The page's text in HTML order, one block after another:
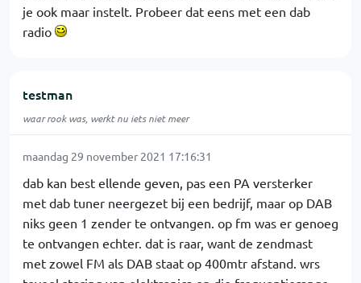
je ook maar instelt. Probeer dat eens met een dab
radio
testman
waar rook was, werkt nu iets niet meer
maandag 29 november 2021 17:16:31
dab kan best ellende geven, pas een PA versterker
met dab tuner neergezet bij een bedrijf, maar op DAB
niks geen 1 zender te ontvangen. op fm was er genoeg
te ontvangen echter. dat is raar, want de zendmast
met zowel FM als DAB staat op 400mtr afstand. wrs